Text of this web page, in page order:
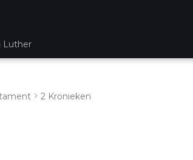
Luther
2 Kronieken